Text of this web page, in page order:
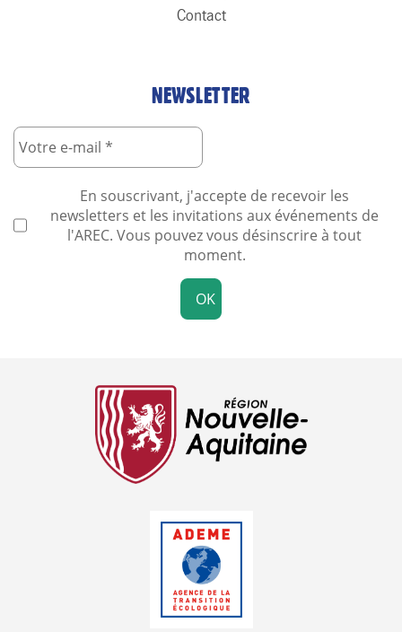
Contact
NEWSLETTER
En souscrivant, j'accepte de recevoir les
newsletters et les invitations aux événements de
l'AREC. Vous pouvez vous désinscrire à tout
moment.